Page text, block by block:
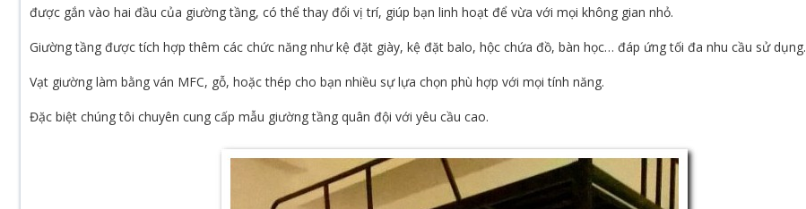
được gắn vào hai đầu của giường tầng, có thể thay đổi vị trí, giúp bạn linh hoạt để vừa với mọi không gian nhỏ.
Giường tầng được tích hợp thêm các chức năng như kệ đặt giày, kệ đặt balo, hộc chứa đồ, bàn học… đáp ứng tối đa nhu cầu sử dụng.
Vạt giường làm bằng ván MFC, gỗ, hoặc thép cho bạn nhiều sự lựa chọn phù hợp với mọi tính năng.
Đặc biệt chúng tôi chuyên cung cấp mẫu giường tầng quân đội với yêu cầu cao.